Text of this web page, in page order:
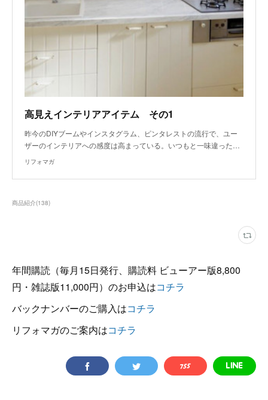
高見えインテリアアイテム その1
昨今のDIYブームやインスタグラム、ピンタレストの流行で、ユー
ザーのインテリアへの感度は高まっている。いつもと一味違った…
リフォマガ
商品紹介(138)
年間購読（毎月15日発行、購読料 ビューアー版8,800
円・雑誌版11,000円）のお申込はコチラ
バックナンバーのご購入はコチラ
リフォマガのご案内はコチラ